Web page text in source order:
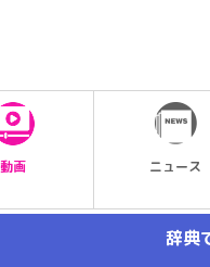
動画 ニュース
辞典